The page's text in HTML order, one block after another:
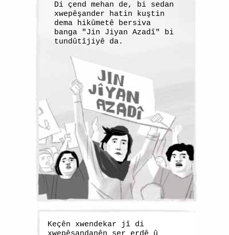
Di çend mehan de, bi sedan
xwepêşander hatin kuştin
dema hikûmetê bersiva
banga "Jin Jiyan Azadî" bi
tundûtîjiyê da.
Keçên xwendekar jî di